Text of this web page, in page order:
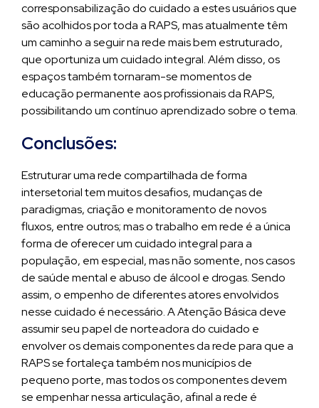
corresponsabilização do cuidado a estes usuários que
são acolhidos por toda a RAPS, mas atualmente têm
um caminho a seguir na rede mais bem estruturado,
que oportuniza um cuidado integral. Além disso, os
espaços também tornaram-se momentos de
educação permanente aos profissionais da RAPS,
possibilitando um contínuo aprendizado sobre o tema.
Conclusões:
Estruturar uma rede compartilhada de forma
intersetorial tem muitos desafios, mudanças de
paradigmas, criação e monitoramento de novos
fluxos, entre outros; mas o trabalho em rede é a única
forma de oferecer um cuidado integral para a
população, em especial, mas não somente, nos casos
de saúde mental e abuso de álcool e drogas. Sendo
assim, o empenho de diferentes atores envolvidos
nesse cuidado é necessário. A Atenção Básica deve
assumir seu papel de norteadora do cuidado e
envolver os demais componentes da rede para que a
RAPS se fortaleça também nos municípios de
pequeno porte, mas todos os componentes devem
se empenhar nessa articulação, afinal a rede é